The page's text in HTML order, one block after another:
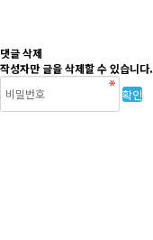
댓글 삭제
작성자만 글을 삭제할 수 있습니다.